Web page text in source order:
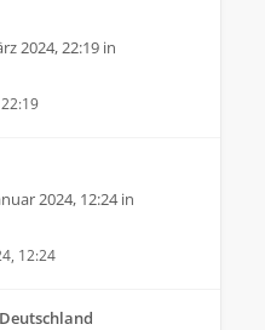
2024, 22:19 in
2024, 12:24in
12:24